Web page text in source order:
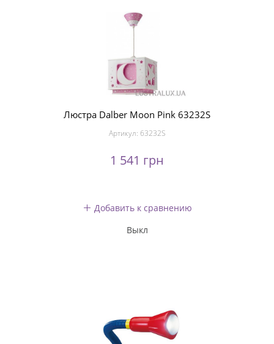
Люстра Dalber Moon Pink 63232S
Артикул: 63232S
1 541 грн
Добавить к сравнению
Выкл